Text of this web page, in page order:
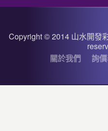
Copyright © 2014 山水開發
關於我們
詢